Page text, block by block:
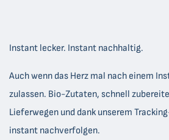
Instant lecker. Instant nachhaltig.
Auch wenn das Herz mal nach einem
zulassen. Bio-Zutaten, schnell
Lieferwegen und dank unserem
instant nachverfolgen.